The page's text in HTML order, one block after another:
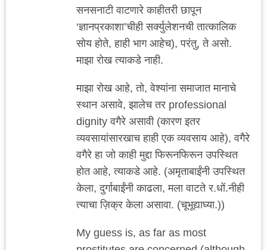
सनसनाटी वाटणारे काहीतरी छापून
‘ज्ञानप्रकाशा’चीही सर्क्युलेशनची तात्कालिक
सोय होते, हाही भाग आहेच), परंतु, ते असो.
माझा रोख त्याकडे नाही.
माझा रोख आहे, तो, वेश्यांना समाजात मानाचे
स्थान असावे, झालेच तर professional
dignity वगैरे असावी (कारण इतर
व्यवसायांसारखाच हाही एक व्यवसाय आहे), वगैरे
वगैरे हा जो काही मुद्दा फिरूनफिरून उपस्थित
होत आहे, त्याकडे आहे. (अमृताबाईंनी उपस्थित
केला, दुर्गाबाईंनी काढला, मला वाटते र.धों.नीही
त्याचा ज़िक्र केला असावा. (चूभूद्याघ्या.))
My guess is, as far as most